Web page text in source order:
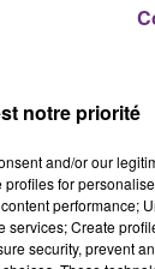
FM
»,
notre priorité
and/or our
for
performance;
Create
security, prevent